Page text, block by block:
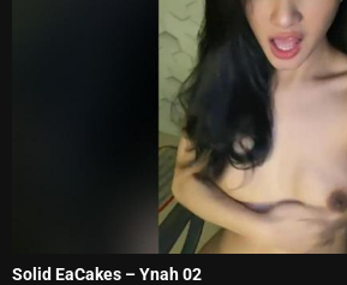
Solid EaCakes – Ynah 02